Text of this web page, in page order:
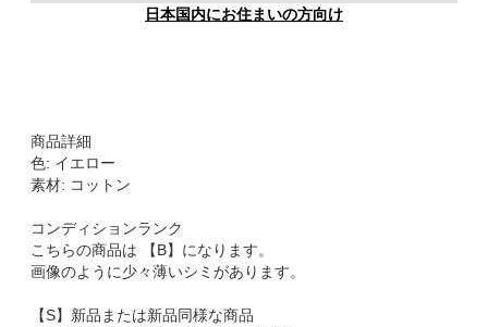
日本国内にお住まいの方向け
商品詳細
色: イエロー
素材: コットン
コンディションランク
こちらの商品は 【B】になります。
画像のように少々薄いシミがあります。
【S】新品または新品同様な商品